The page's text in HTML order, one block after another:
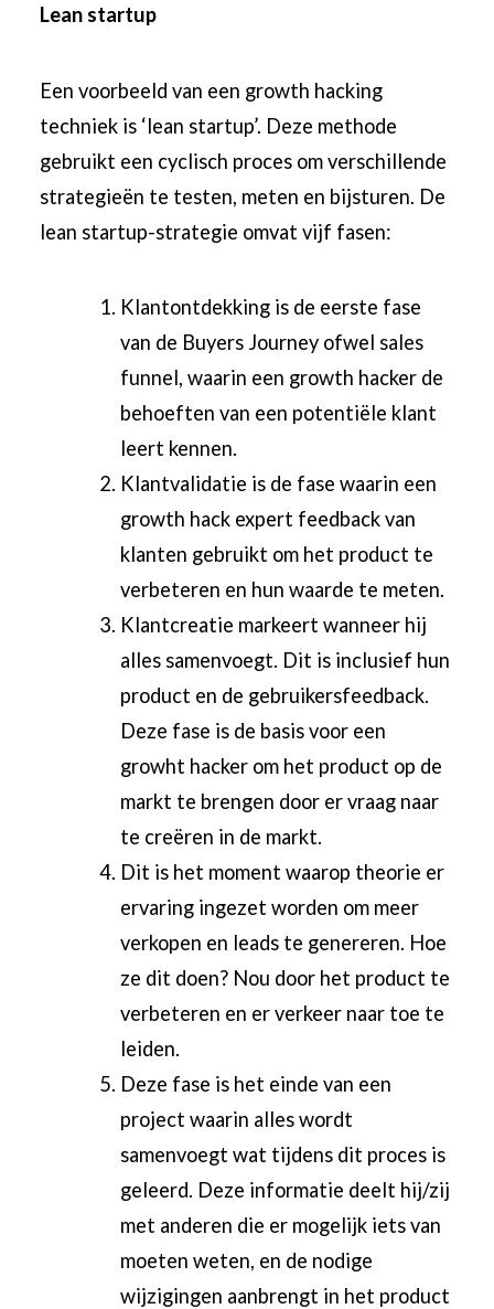
Lean startup
Een voorbeeld van een growth hacking
techniek is ‘lean startup’. Deze methode
gebruikt een cyclisch proces om verschillende
strategieën te testen, meten en bijsturen. De
lean startup-strategie omvat vijf fasen:
Klantontdekking is de eerste fase
van de Buyers Journey ofwel sales
funnel, waarin een growth hacker de
behoeften van een potentiële klant
leert kennen.
Klantvalidatie is de fase waarin een
growth hack expert feedback van
klanten gebruikt om het product te
verbeteren en hun waarde te meten.
Klantcreatie markeert wanneer hij
alles samenvoegt. Dit is inclusief hun
product en de gebruikersfeedback.
Deze fase is de basis voor een
growht hacker om het product op de
markt te brengen door er vraag naar
te creëren in de markt.
Dit is het moment waarop theorie er
ervaring ingezet worden om meer
verkopen en leads te genereren. Hoe
ze dit doen? Nou door het product te
verbeteren en er verkeer naar toe te
leiden.
Deze fase is het einde van een
project waarin alles wordt
samenvoegt wat tijdens dit proces is
geleerd. Deze informatie deelt hij/zij
met anderen die er mogelijk iets van
moeten weten, en de nodige
wijzigingen aanbrengt in het product